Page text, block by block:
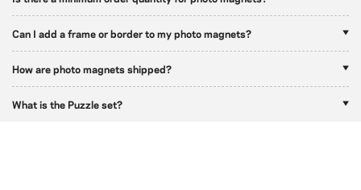
Can I add a frame or border to my photo magnets?
How are photo magnets shipped?
What is the Puzzle set?